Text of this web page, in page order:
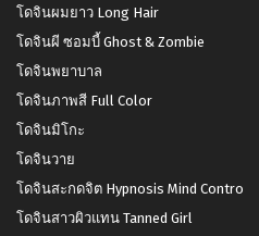
โดจินผมยาว Long Hair
โดจินผี ซอมบี้ Ghost & Zombie
โดจินพยาบาล
โดจินภาพสี Full Color
โดจินมิโกะ
โดจินวาย
โดจินสะกดจิต Hypnosis Mind Control
โดจินสาวผิวแทน Tanned Girl